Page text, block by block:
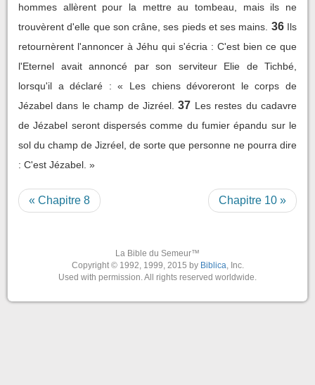
hommes allèrent pour la mettre au tombeau, mais ils ne
trouvèrent d'elle que son crâne, ses pieds et ses mains. 36 Ils
retournèrent l'annoncer à Jéhu qui s'écria : C'est bien ce que
l'Eternel avait annoncé par son serviteur Elie de Tichbé,
lorsqu'il a déclaré : « Les chiens dévoreront le corps de
Jézabel dans le champ de Jizréel. 37 Les restes du cadavre
de Jézabel seront dispersés comme du fumier épandu sur le
sol du champ de Jizréel, de sorte que personne ne pourra dire
: C'est Jézabel. »
« Chapitre 8 Chapitre 10 »
La Bible du Semeur™
Copyright © 1992, 1999, 2015 by Biblica, Inc.
Used with permission. All rights reserved worldwide.